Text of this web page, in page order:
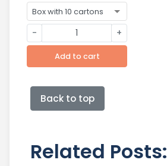
- +
Add to cart
Back to top
Related Posts: